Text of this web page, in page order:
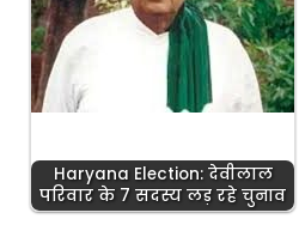
Haryana Election: देवीलाल
परिवार के 7 सदस्य लड़ रहे चुनाव